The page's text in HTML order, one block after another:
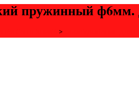
пружинный ф6мм.
>